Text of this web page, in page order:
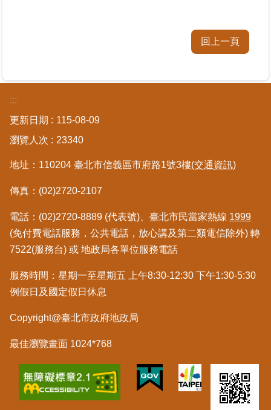
回上一頁
:::
更新日期
115-08-09
瀏覽人次
23340
地址：110204 臺北市信義區市府路1號3樓(交通資訊)
傳真：(02)2720-2107
電話：(02)2720-8889 (代表號)、臺北市民當家熱線 1999
(免付費電話服務，公共電話，放心講及第二類電信除外) 轉
7522(服務台) 或 地政局各單位服務電話
服務時間：星期一至星期五 上午8:30-12:30 下午1:30-5:30
例假日及國定假日休息
Copyright@臺北市政府地政局
最佳瀏覽畫面 1024*768